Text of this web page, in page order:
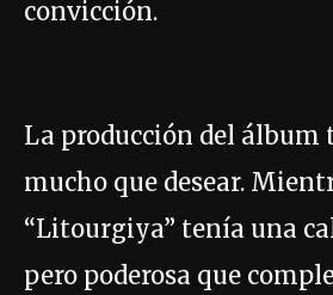
convicción.
La producción del álbum
mucho que desear.
“Litourgiya” tenía una
pero poderosa que